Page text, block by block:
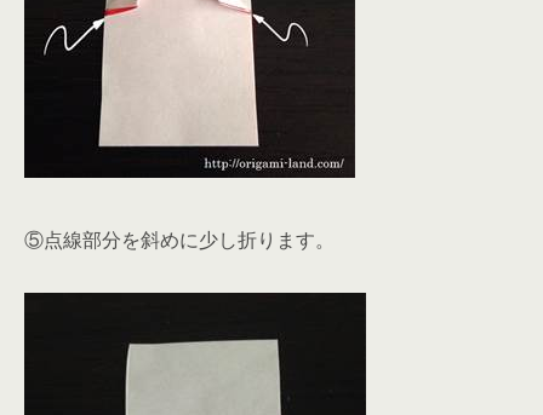
⑤点線部分を斜めに少し折ります。